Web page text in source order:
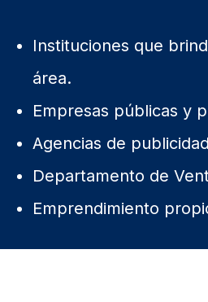
Instituciones que
área.
Empresas públicas y
Agencias de
Departamento de
Emprendimiento